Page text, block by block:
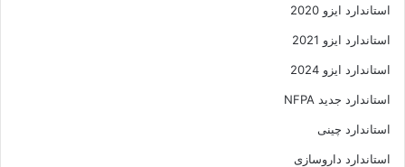
استاندارد ایزو 2020
استاندارد ایزو 2021
استاندارد ایزو 2024
استاندارد جدید NFPA
استاندارد چینی
استاندارد داروسازی